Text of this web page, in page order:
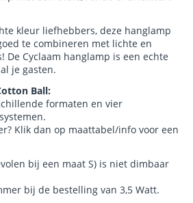
kleur liefhebbers, deze hanglamp
te combineren met lichte en
Cyclaam hanglamp is een echte
je gasten.
Ball:
formaten en vier
Klik dan op maattabel/info voor een
bij een maat S) is niet dimbaar
bij de bestelling van 3,5 Watt.